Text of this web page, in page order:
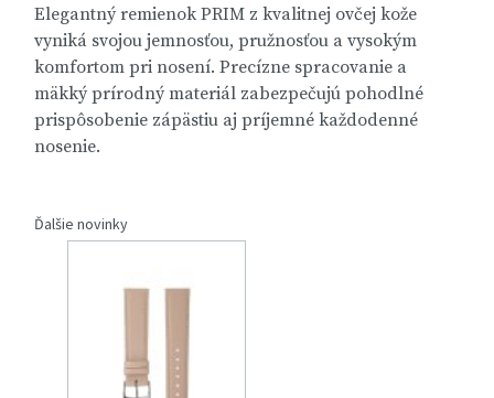
Elegantný remienok PRIM z kvalitnej ovčej kože
vyniká svojou jemnosťou, pružnosťou a vysokým
komfortom pri nosení. Precízne spracovanie a
mäkký prírodný materiál zabezpečujú pohodlné
prispôsobenie zápästiu aj príjemné každodenné
nosenie.
Ďalšie novinky